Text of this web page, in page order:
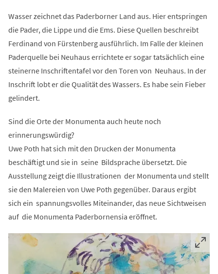
Wasser zeichnet das Paderborner Land aus. Hier entspringen
die Pader, die Lippe und die Ems. Diese Quellen beschreibt
Ferdinand von Fürstenberg ausführlich. Im Falle der kleinen
Paderquelle bei Neuhaus errichtete er sogar tatsächlich eine
steinerne Inschriftentafel vor den Toren von Neuhaus. In der
Inschrift lobt er die Qualität des Wassers. Es habe sein Fieber
gelindert.
Sind die Orte der Monumenta auch heute noch
erinnerungswürdig?
Uwe Poth hat sich mit den Drucken der Monumenta
beschäftigt und sie in seine Bildsprache übersetzt. Die
Ausstellung zeigt die Illustrationen der Monumenta und stellt
sie den Malereien von Uwe Poth gegenüber. Daraus ergibt
sich ein spannungsvolles Miteinander, das neue Sichtweisen
auf die Monumenta Paderbornensia eröffnet.